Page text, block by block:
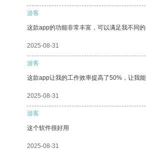
游客
这款app的功能非常丰富，可以满足我不同的
2025-08-31
游客
这款app让我的工作效率提高了50%，让我
2025-08-31
游客
这个软件很好用
2025-08-31